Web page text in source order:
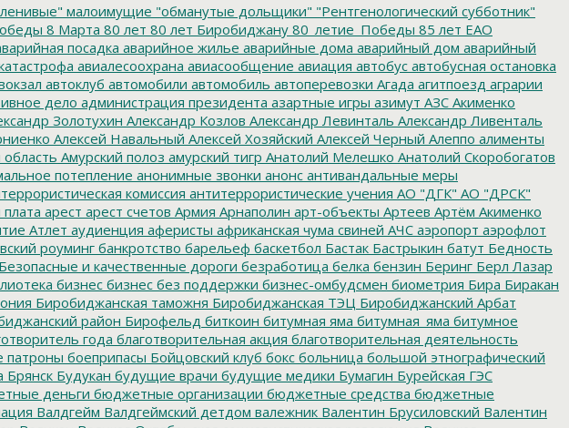
малоимущие "обманутые дольщики" "Рентгенологический субботник"
8 Марта 80 лет 80 лет Биробиджану 80_летие_Победы 85 лет ЕАО
посадка аварийное жилье аварийные дома аварийный дом аварийный
авиалесоохрана авиасообщение авиация автобус автобусная остановка
автоклуб автомобили автомобиль автоперевозки Агада агитпоезд аграрии
дело администрация президента азартные игры азимут АЗС Акименко
Золотухин Александр Козлов Александр Левинталь Александр Ливенталь
Алексей Навальный Алексей Хозяйский Алексей Черный Алеппо алименты
область Амурский полоз амурский тигр Анатолий Мелешко Анатолий Скоробогатов
потепление анонимные звонки анонс антивандальные меры
комиссия антитеррористические учения АО "ДГК" АО "ДРСК"
арест арест счетов Армия Арнаполин арт-объекты Артеев Артём Акименко
Атлет аудиенция аферисты африканская чума свиней АЧС аэропорт аэрофлот
роумингбанкротство барельеф баскетбол Бастак Бастрыкин батут Бедность
Безопасные и качественные дороги безработица белка бензин Беринг Берл Лазар
бизнес бизнес без поддержки бизнес-омбудсмен биометрия Бира Биракан
Биробиджанская таможня Биробиджанская ТЭЦ Биробиджанский Арбат
район Бирофельд биткоин битумная яма битумная_яма битумное
года благотворительная акция благотворительная деятельность
патроны боеприпасы Бойцовский клуб бокс больница большой этнографический
Брянск Будукан будущие врачи будущие медики Бумагин Бурейская ГЭС
деньги бюджетные организации бюджетные средства бюджетные
Валдгейм Валдгеймский детдом валежник Валентин Брусиловский Валентин